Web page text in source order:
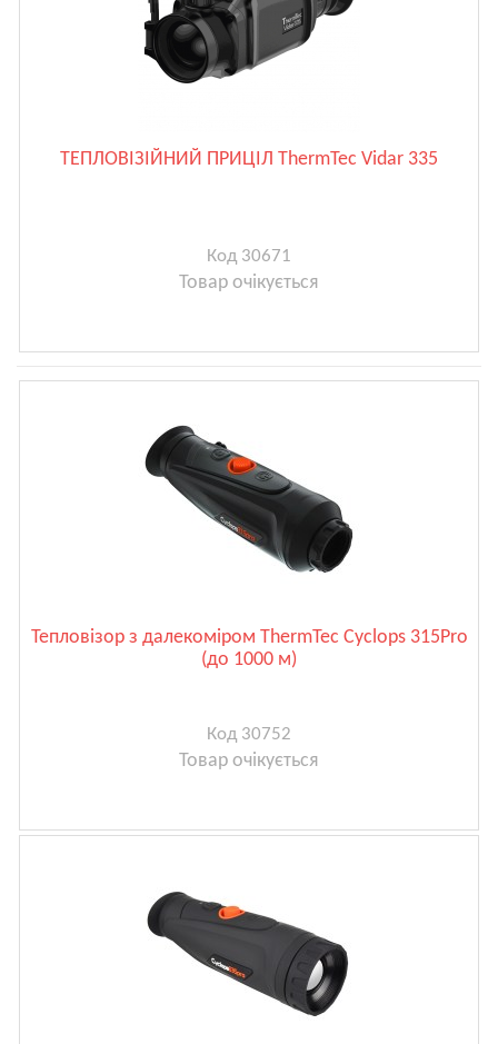
ТЕПЛОВІЗІЙНИЙ ПРИЦІЛ ThermTec Vidar 335
Код 30671
Товар очікується
Тепловізор з далекоміром ThermTec Cyclops 315Pro
(до 1000 м)
Код 30752
Товар очікується